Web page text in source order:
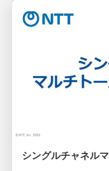
シングルチャネル